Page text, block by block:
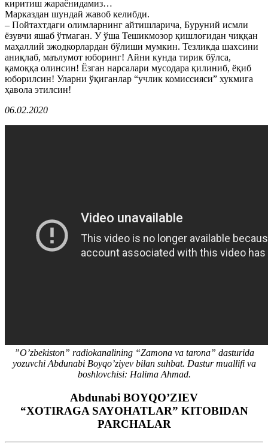
киритиш жараёнидамиз…
Марказдан шундай жавоб келибди.
– Пойтахтдаги олимларнинг айтишларича, Буруний исмли
ёзувчи яшаб ўтмаган. У ўша Тешикмозор қишлоғидан чиққан
маҳаллий эжодкорлардан бўлиши мумкин. Тезликда шахсини
аниқлаб, маълумот юборинг! Айни кунда тирик бўлса,
қамоққа олинсин! Ёзган нарсалари мусодара қилиниб, ёқиб
юборилсин! Уларни ўқиганлар “учлик комиссияси” хукмига
ҳавола этилсин!
06.02.2020
”O’zbekiston” radiokanalining “Zamona va tarona” dasturida
yozuvchi Abdunabi Boyqo’ziyev bilan suhbat. Dastur muallifi va
boshlovchisi: Halima Ahmad.
Abdunabi BOYQO’ZIEV
“XOTIRAGA SAYOHATLAR” KITOBIDAN
PARCHALAR